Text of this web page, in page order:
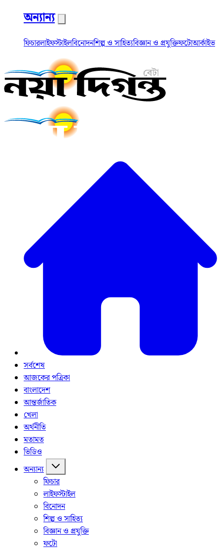
অন্যান্য
ফিচারলাইফস্টাইলবিনোদনশিল্প ও সাহিত্যবিজ্ঞান ও প্রযুক্তিফটোআর্কাইভ
সর্বশেষ
আজকের পত্রিকা
বাংলাদেশ
আন্তর্জাতিক
খেলা
অর্থনীতি
মতামত
ভিডিও
অন্যান্য
ফিচার
লাইফস্টাইল
বিনোদন
শিল্প ও সাহিত্য
বিজ্ঞান ও প্রযুক্তি
ফটো